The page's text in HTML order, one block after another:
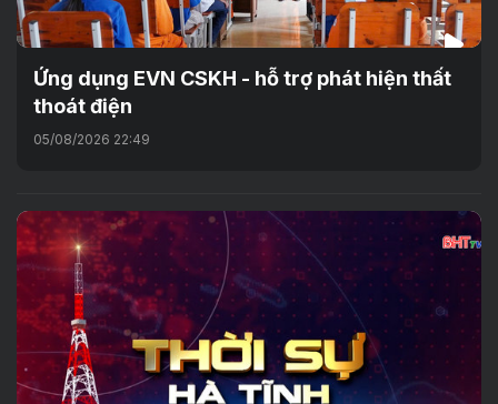
Ứng dụng EVN CSKH - hỗ trợ phát hiện thất
thoát điện
05/08/2026 22:49